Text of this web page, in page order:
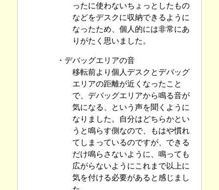
ったに使わないちょっとしたもの
などをデスクに収納できるように
なったため、個人的には非常にあ
りがたく思いました。
・デバッグエリアの音
移転前より個人デスクとデバッグ
エリアの距離が近くなったこと
で、デバッグエリアから鳴る音が
気になる、という声を聞くように
なりました。自分はどちらかとい
うと鳴らす側なので、もはや慣れ
てしまっているのですが、できる
だけ鳴らさないように、鳴っても
広がらないようにこれまで以上に
気を付ける必要があると感じまし